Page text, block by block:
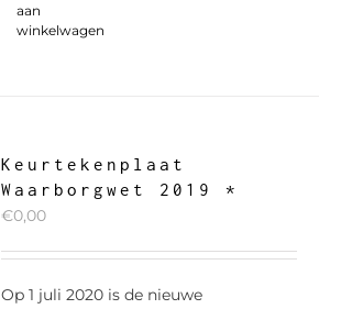
aan
winkelwagen
Keurtekenplaat
Waarborgwet 2019 *
€0,00
Op 1 juli 2020 is de nieuwe